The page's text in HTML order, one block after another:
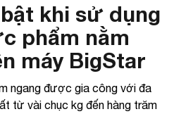
khi sử dụng
phẩm nằm
máy BigStar
ngang được gia công với đa
từ vài chục kg đến hàng trăm